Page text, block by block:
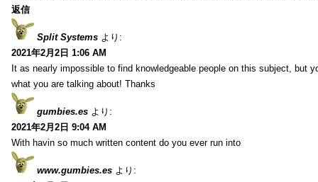
返信
Split Systems より:
2021年2月2日 1:06 AM
It as nearly impossible to find knowledgeable people on this subject, but
what you are talking about! Thanks
gumbies.es より:
2021年2月2日 9:04 AM
With havin so much written content do you ever run into
www.gumbies.es より: